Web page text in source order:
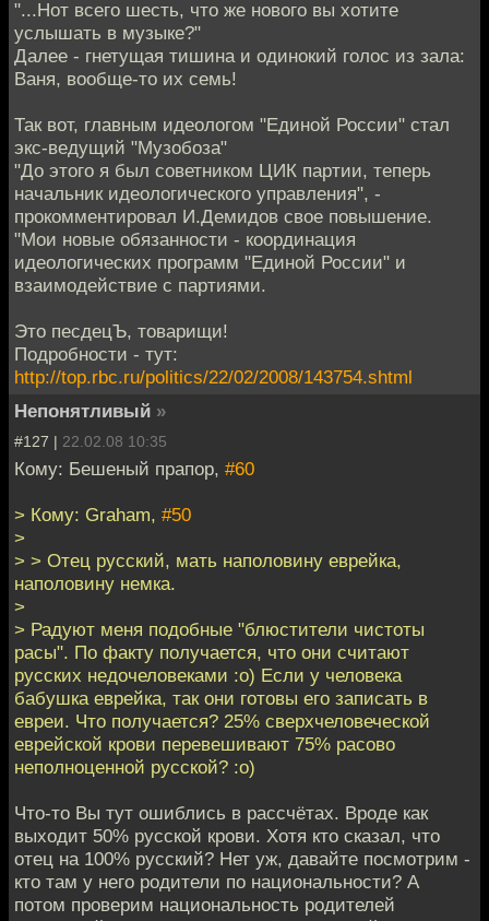
"...Нот всего шесть, что же нового вы хотите
услышать в музыке?"
Далее - гнетущая тишина и одинокий голос из зала:
Ваня, вообще-то их семь!
Так вот, главным идеологом "Единой России" стал
экс-ведущий "Музобоза"
"До этого я был советником ЦИК партии, теперь
начальник идеологического управления", -
прокомментировал И.Демидов свое повышение.
"Мои новые обязанности - координация
идеологических программ "Единой России" и
взаимодействие с партиями.
Это песдецЪ, товарищи!
Подробности - тут:
http://top.rbc.ru/politics/22/02/2008/143754.shtml
Непонятливый »
#127 | 22.02.08 10:35
Кому: Бешеный прапор, #60
> Кому: Graham, #50
>
> > Отец русский, мать наполовину еврейка,
наполовину немка.
>
> Радуют меня подобные "блюстители чистоты
расы". По факту получается, что они считают
русских недочеловеками :о) Если у человека
бабушка еврейка, так они готовы его записать в
евреи. Что получается? 25% сверхчеловеческой
еврейской крови перевешивают 75% расово
неполноценной русской? :о)
Что-то Вы тут ошиблись в рассчётах. Вроде как
выходит 50% русской крови. Хотя кто сказал, что
отец на 100% русский? Нет уж, давайте посмотрим -
кто там у него родители по национальности? А
потом проверим национальность родителей